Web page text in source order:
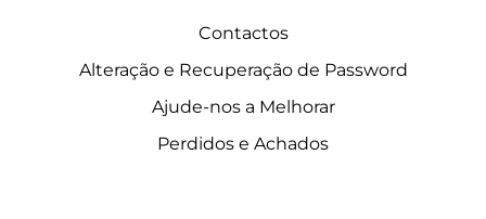
Contactos
Alteração e Recuperação de Password
Ajude-nos a Melhorar
Perdidos e Achados